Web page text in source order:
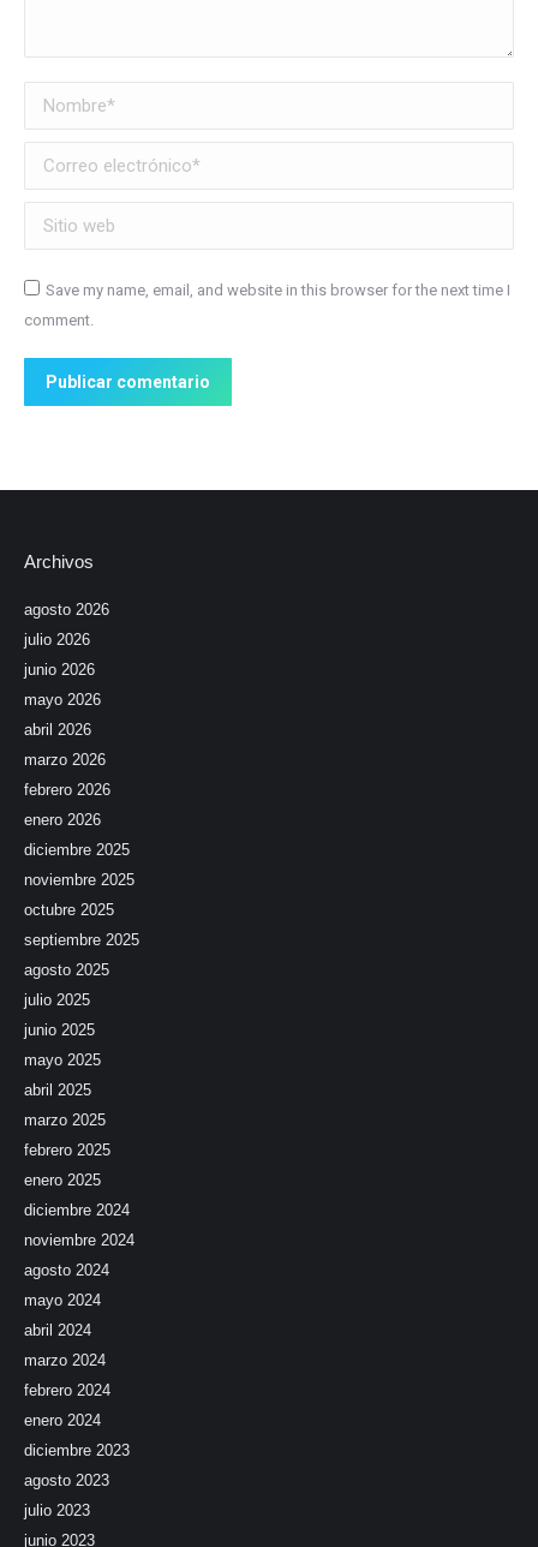
Nombre *
Correo electrónico *
Sitio web
Save my name, email, and website in this browser for the next time I
comment.
Publicar comentario
Archivos
agosto 2026
julio 2026
junio 2026
mayo 2026
abril 2026
marzo 2026
febrero 2026
enero 2026
diciembre 2025
noviembre 2025
octubre 2025
septiembre 2025
agosto 2025
julio 2025
junio 2025
mayo 2025
abril 2025
marzo 2025
febrero 2025
enero 2025
diciembre 2024
noviembre 2024
agosto 2024
mayo 2024
abril 2024
marzo 2024
febrero 2024
enero 2024
diciembre 2023
agosto 2023
julio 2023
junio 2023